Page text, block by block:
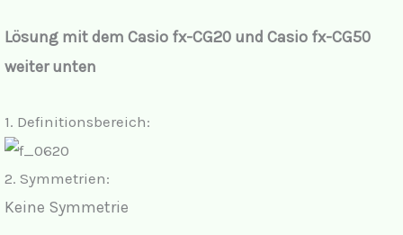
Lösung mit dem Casio fx-CG20 und Casio fx-CG50
weiter unten
1. Definitionsbereich:
2. Symmetrien:
Keine Symmetrie